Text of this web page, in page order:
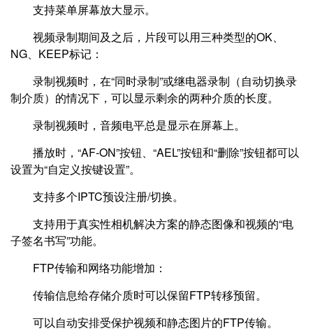
支持菜单屏幕放大显示。
视频录制期间及之后，片段可以用三种类型的OK、
NG、KEEP标记：
录制视频时，在“同时录制”或继电器录制（自动切换录
制介质）的情况下，可以显示剩余的两种介质的长度。
录制视频时，音频电平总是显示在屏幕上。
播放时，“AF-ON”按钮、“AEL”按钮和“删除”按钮都可以
设置为“自定义按键设置”。
支持多个IPTC预设注册/切换。
支持用于真实性相机解决方案的静态图像和视频的“电
子签名书写”功能。
FTP传输和网络功能增加：
传输信息给存储介质时可以保留FTP转移预留。
可以自动安排受保护视频和静态图片的FTP传输。